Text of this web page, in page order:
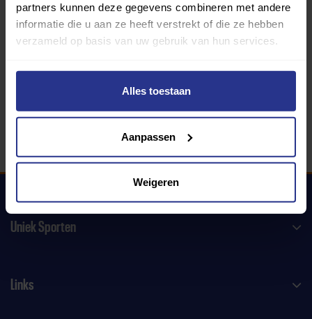
partners kunnen deze gegevens combineren met andere
informatie die u aan ze heeft verstrekt of die ze hebben
verzameld op basis van uw gebruik van hun services.
Alles toestaan
Aanpassen
Weigeren
340 gemeenten
Uniek Sporten
Links